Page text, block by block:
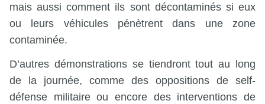
mais aussi comment ils sont décontaminés si eux
ou leurs véhicules pénètrent dans une zone
contaminée.
D’autres démonstrations se tiendront tout au long
de la journée, comme des oppositions de self-
défense militaire ou encore des interventions de